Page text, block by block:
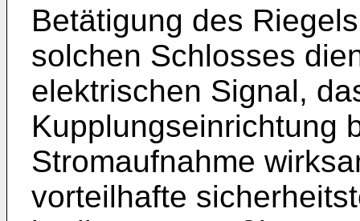
Betätigung des
solchen Schlosses
elektrischen Signal,
Kupplungseinrichtung
Stromaufnahme
vorteilhafte